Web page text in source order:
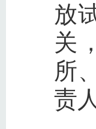
放
关
所
责